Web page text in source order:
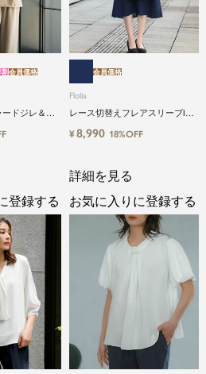
ドジレ＆シ
ス＆ロング
3点セットス
割会員価格
Flolia
レース切替えフレアスリーブIラ
インワンピース
会員価格
¥8,990 18%OFF
登録する
詳細を見る
お気に入りに登録する